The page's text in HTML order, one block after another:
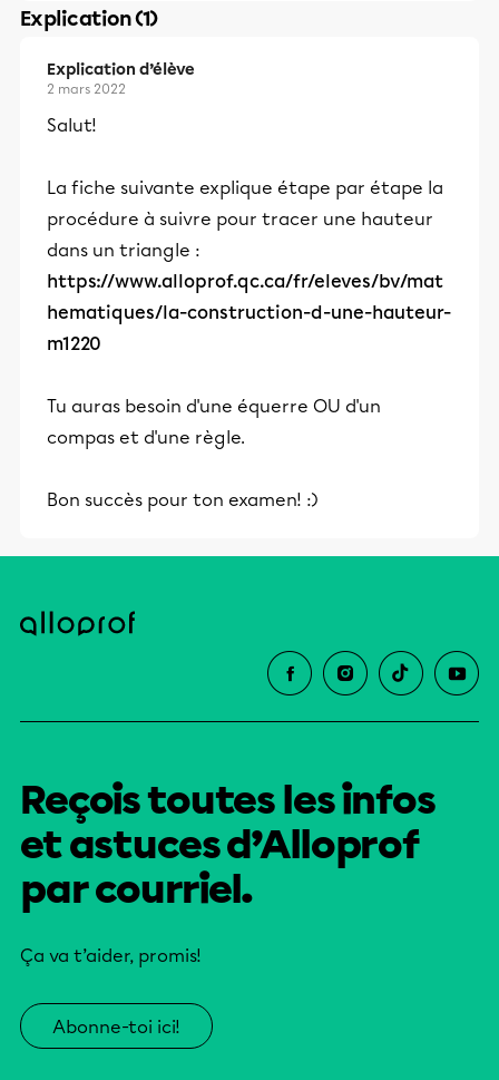
Explication (1)
Explication d’élève
2 mars 2022
Salut!
La fiche suivante explique étape par étape la
procédure à suivre pour tracer une hauteur
dans un triangle :
https://www.alloprof.qc.ca/fr/eleves/bv/mat
hematiques/la-construction-d-une-hauteur-
m1220
Tu auras besoin d'une équerre OU d'un
compas et d'une règle.
Bon succès pour ton examen! :)
Reçois toutes les infos
et astuces d’Alloprof
par courriel.
Ça va t’aider, promis!
Abonne-toi ici!